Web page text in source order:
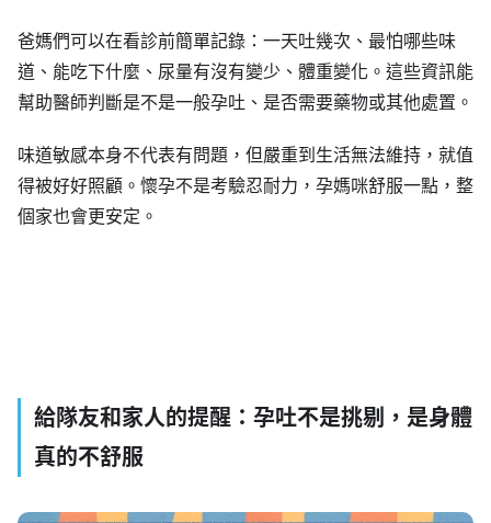
爸媽們可以在看診前簡單記錄：一天吐幾次、最怕哪些味
道、能吃下什麼、尿量有沒有變少、體重變化。這些資訊能
幫助醫師判斷是不是一般孕吐、是否需要藥物或其他處置。
味道敏感本身不代表有問題，但嚴重到生活無法維持，就值
得被好好照顧。懷孕不是考驗忍耐力，孕媽咪舒服一點，整
個家也會更安定。
給隊友和家人的提醒：孕吐不是挑剔，是身體
真的不舒服